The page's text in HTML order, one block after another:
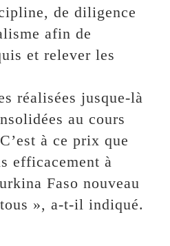
de diligence
afin de
et relever les
réalisées jusque-là
au cours
à ce prix que
efficacement à
Faso nouveau
», a-t-il indiqué.